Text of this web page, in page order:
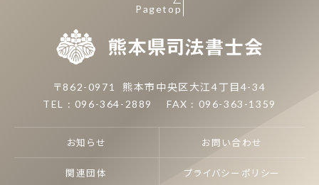
〒862-0971
熊本市中央区大江4丁目4-34
TEL : 096-364-2889
FAX : 096-363-1359
お知らせ お問い合わせ
関連団体 プライバシーポリシー
Pagetop